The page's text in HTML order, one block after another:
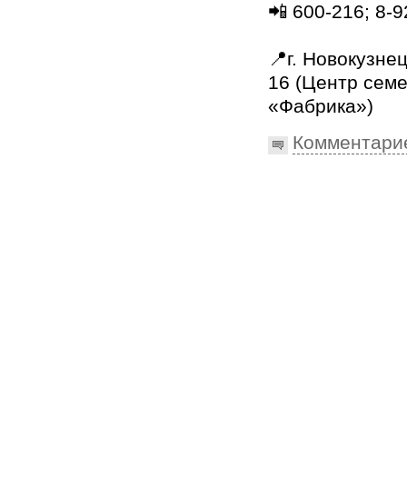
📲 600-216; 8-
📍г.
16 (Центр
«Фабрика»)